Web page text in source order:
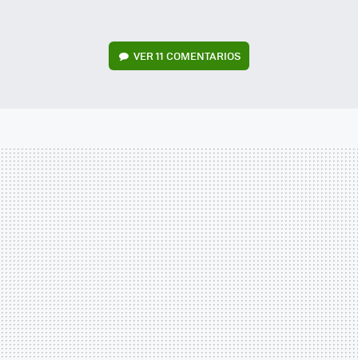
VER11 COMENTARIOS